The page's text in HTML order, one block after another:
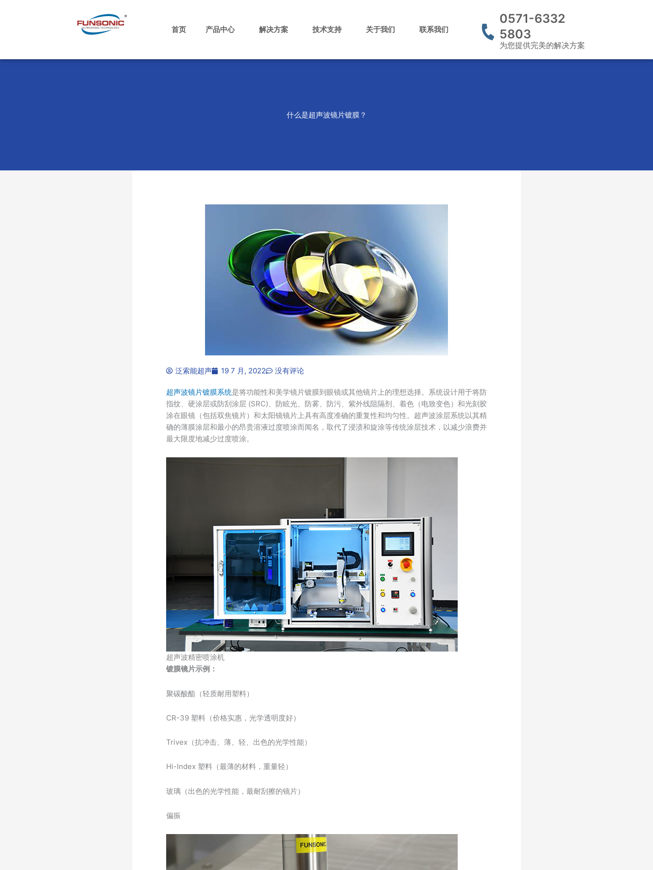
首页 产品中心 解决方案 技术支持 关于我们 联系我们
0571-6332
5803
为您提供完美的解决方案
什么是超声波镜片镀膜？
泛索能超声 19 7 月, 2022 没有评论
超声波镜片镀膜系统是将功能性和美学镜片镀膜到眼镜或其他镜片上的理想选择。系统设计用于将防
指纹、硬涂层或防刮涂层 (SRC)、防眩光、防雾、防污、紫外线阻隔剂、着色（电致变色）和光刻胶
涂在眼镜（包括双焦镜片）和太阳镜镜片上具有高度准确的重复性和均匀性。超声波涂层系统以其精
确的薄膜涂层和最小的昂贵溶液过度喷涂而闻名，取代了浸渍和旋涂等传统涂层技术，以减少浪费并
最大限度地减少过度喷涂。
超声波精密喷涂机
镀膜镜片示例：
聚碳酸酯（轻质耐用塑料）
CR-39 塑料（价格实惠，光学透明度好）
Trivex（抗冲击、薄、轻、出色的光学性能）
Hi-Index 塑料（最薄的材料，重量轻）
玻璃（出色的光学性能，最耐刮擦的镜片）
偏振